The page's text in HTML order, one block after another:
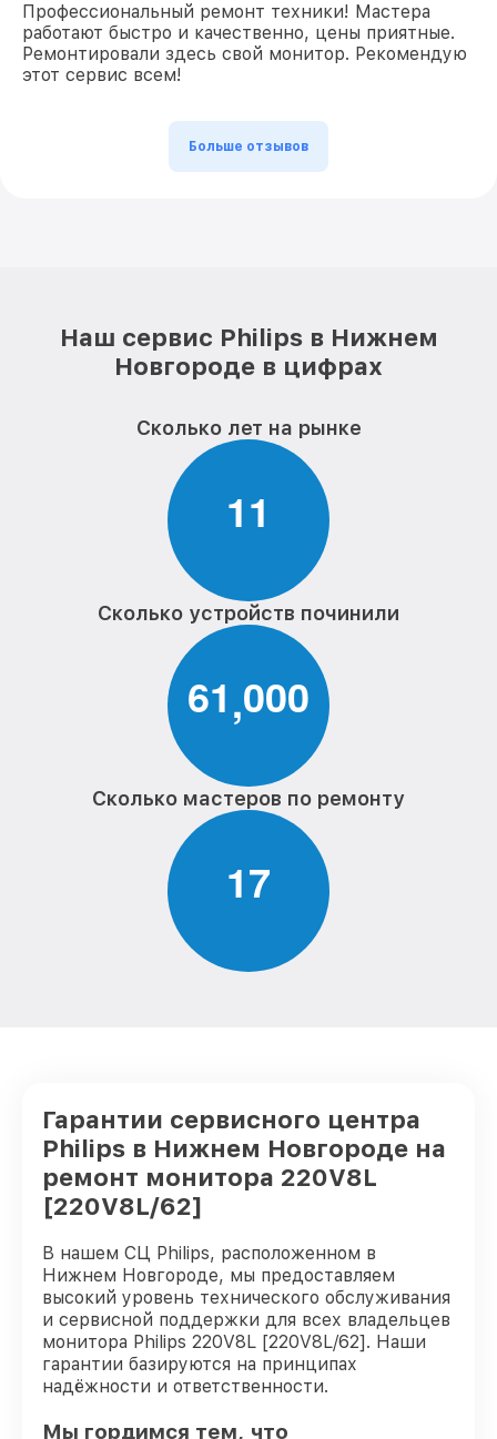
Профессиональный ремонт техники! Мастера
работают быстро и качественно, цены приятные.
Ремонтировали здесь свой монитор. Рекомендую
этот сервис всем!
Больше отзывов
Наш сервис Philips в Нижнем
Новгороде в цифрах
Сколько лет на рынке
11
Сколько устройств починили
61,000
Сколько мастеров по ремонту
17
Гарантии сервисного центра
Philips в Нижнем Новгороде на
ремонт монитора 220V8L
[220V8L/62]
В нашем СЦ Philips, расположенном в
Нижнем Новгороде, мы предоставляем
высокий уровень технического обслуживания
и сервисной поддержки для всех владельцев
монитора Philips 220V8L [220V8L/62]. Наши
гарантии базируются на принципах
надёжности и ответственности.
Мы гордимся тем, что